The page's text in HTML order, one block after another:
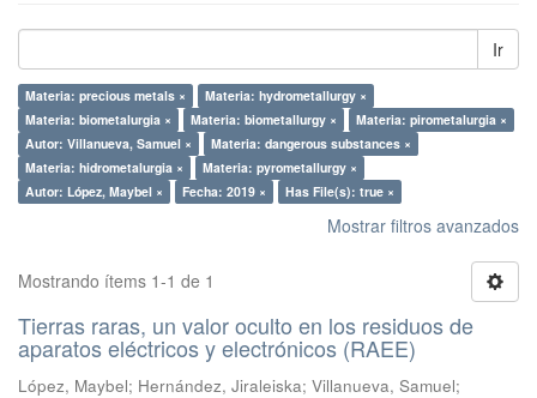
Ir
Materia: precious metals ×
Materia: hydrometallurgy ×
Materia: biometalurgia ×
Materia: biometallurgy ×
Materia: pirometalurgia ×
Autor: Villanueva, Samuel ×
Materia: dangerous substances ×
Materia: hidrometalurgia ×
Materia: pyrometallurgy ×
Autor: López, Maybel ×
Fecha: 2019 × Has File(s): true ×
Mostrar filtros avanzados
Mostrando ítems 1-1 de 1
Tierras raras, un valor oculto en los residuos de
aparatos eléctricos y electrónicos (RAEE)
López, Maybel; Hernández, Jiraleiska; Villanueva, Samuel;